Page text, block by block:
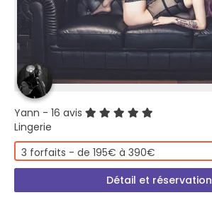
Yann - 16 avis
Lingerie
3 forfaits - de 195€ à 390€
Détail et réservation